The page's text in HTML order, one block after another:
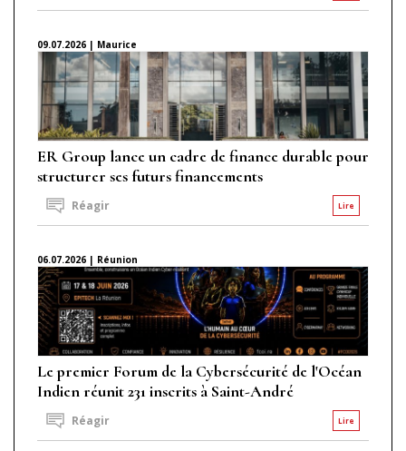
09.07.2026 | Maurice
ER Group lance un cadre de finance durable pour
structurer ses futurs financements
Lire
Réagir
06.07.2026 | Réunion
Le premier Forum de la Cybersécurité de l'Océan
Indien réunit 231 inscrits à Saint-André
Lire
Réagir